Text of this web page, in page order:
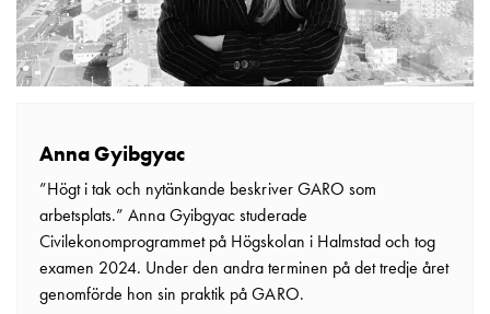
Skillnaden
på
AC-
och
laddning
laddbox
Anna Gyibgyac
”Högt i tak och nytänkande beskriver GARO som
arbetsplats.” Anna Gyibgyac studerade
Civilekonomprogrammet på Högskolan i Halmstad och tog
examen 2024. Under den andra terminen på det tredje året
genomförde hon sin praktik på GARO.